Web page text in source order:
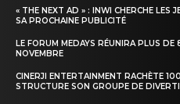
« THE NEXT AD » : INWI CHERCHE LES
SA PROCHAINE PUBLICITÉ
LE FORUM MEDAYS RÉUNIRA PLUS
NOVEMBRE
CINERJI ENTERTAINMENT RACHÈTE
STRUCTURE SON GROUPE DE